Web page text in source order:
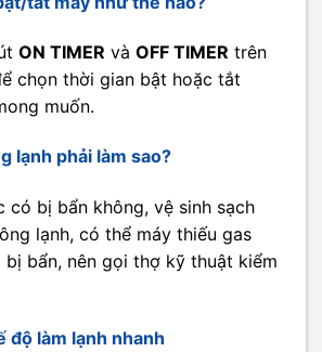
ON TIMER và OFF TIMER trên
chọn thời gian bật hoặc tắt
muốn.
lạnh phải làm sao?
có bị bẩn không, vệ sinh sạch
lạnh, có thể máy thiếu gas
bị bẩn, nên gọi thợ kỹ thuật kiểm
độ làm lạnh nhanh